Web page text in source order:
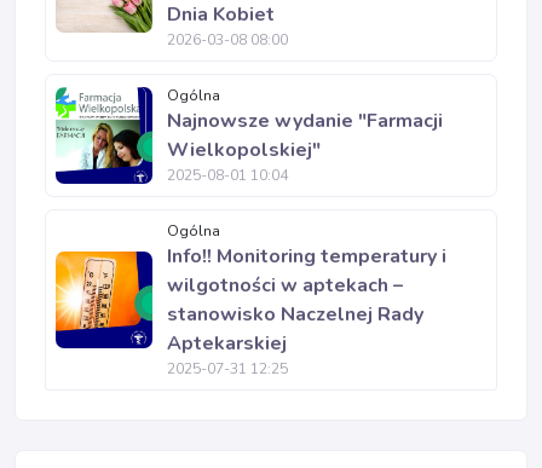
Dnia Kobiet
2026-03-08 08:00
Ogólna
Najnowsze wydanie "Farmacji
Wielkopolskiej"
2025-08-01 10:04
Ogólna
Info!! Monitoring temperatury i
wilgotności w aptekach –
stanowisko Naczelnej Rady
Aptekarskiej
2025-07-31 12:25